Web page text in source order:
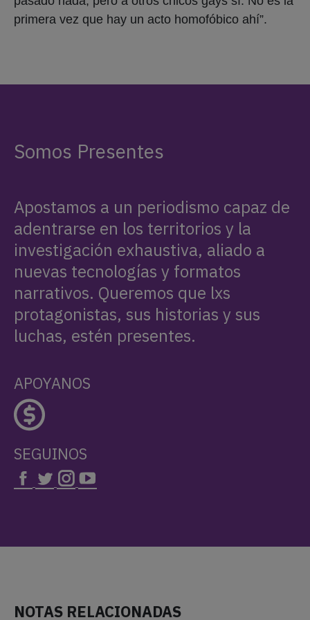
primera vez que hay un acto homofóbico ahí”.
Somos Presentes
Apostamos a un periodismo capaz de
adentrarse en los territorios y la
investigación exhaustiva, aliado a
nuevas tecnologías y formatos
narrativos. Queremos que lxs
protagonistas, sus historias y sus
luchas, estén presentes.
APOYANOS
SEGUINOS
NOTAS RELACIONADAS